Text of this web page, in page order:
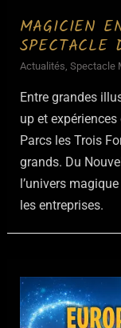
MAGICIEN
SPECTACLE
Actualités Spectacle
Entre grandes
up et expériences
Parcs les Trois
grands. Du
l’univers
les entreprises.